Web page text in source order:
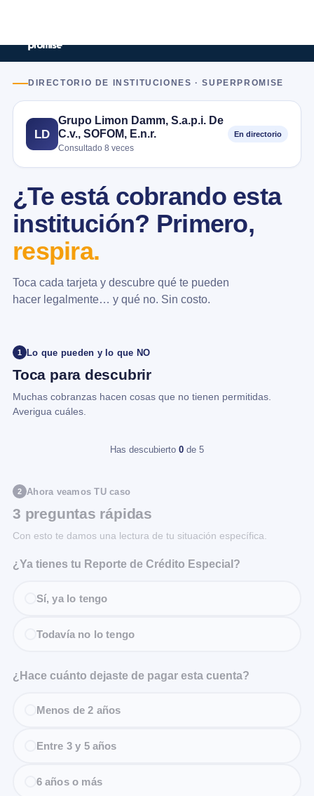
DIRECTORIO DE INSTITUCIONES · SUPERPROMISE
LD
Grupo Limon Damm, S.a.p.i. De
C.v., SOFOM, E.n.r.
Consultado 8 veces
En directorio
¿Te está cobrando esta
institución? Primero,
respira.
Toca cada tarjeta y descubre qué te pueden
hacer legalmente… y qué no. Sin costo.
1 Lo que pueden y lo que NO
Toca para descubrir
Muchas cobranzas hacen cosas que no tienen permitidas.
Averigua cuáles.
Has descubierto 0 de 5
2 Ahora veamos TU caso
3 preguntas rápidas
Con esto te damos una lectura de tu situación específica.
¿Ya tienes tu Reporte de Crédito Especial?
Sí, ya lo tengo
Todavía no lo tengo
¿Hace cuánto dejaste de pagar esta cuenta?
Menos de 2 años
Entre 3 y 5 años
6 años o más